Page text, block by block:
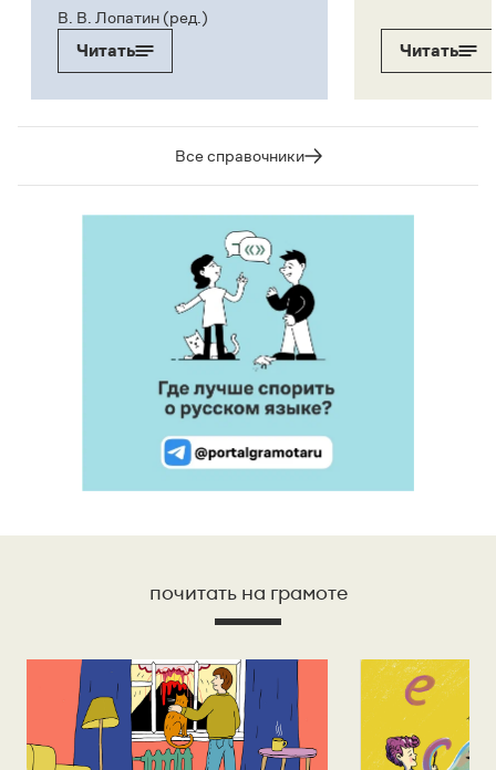
В. В. Лопатин (ред.)
Читать
Читать
Все справочники
почитать на грамоте